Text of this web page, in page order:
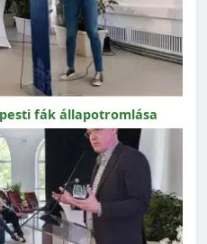
fák állapotromlása